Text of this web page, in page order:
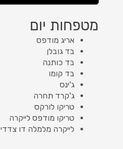
מטפחות יום
אריג מודפס
בד גובלן
בד כותנה
בד קומו
ג'ינס
ג'קרד תחרה
טריקו לורקס
טריקו מודפס לייקרה
לייקרה מלמלה דו צדדי